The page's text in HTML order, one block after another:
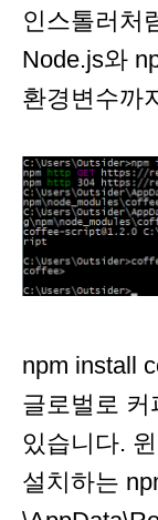
인스톨러처
Node.js와
환경변수까
npm install
글로벌로
있습니다.
설치하는